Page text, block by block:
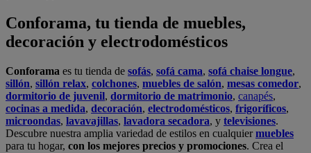
Conforama, tu tienda de muebles,
decoración y electrodomésticos
Conforama es tu tienda de sofás, sofá cama, sofá chaise longue,
sillón, sillón relax, colchones, muebles de salón, mesas comedor,
dormitorio de juvenil, dormitorio de matrimonio, canapés,
cocinas a medida, decoración, electrodomésticos, frigoríficos,
microondas, lavavajillas, lavadora secadora, y televisiones.
Descubre nuestra amplia variedad de estilos en cualquiermuebles
para tu hogar, con los mejores precios y promociones. Crea el